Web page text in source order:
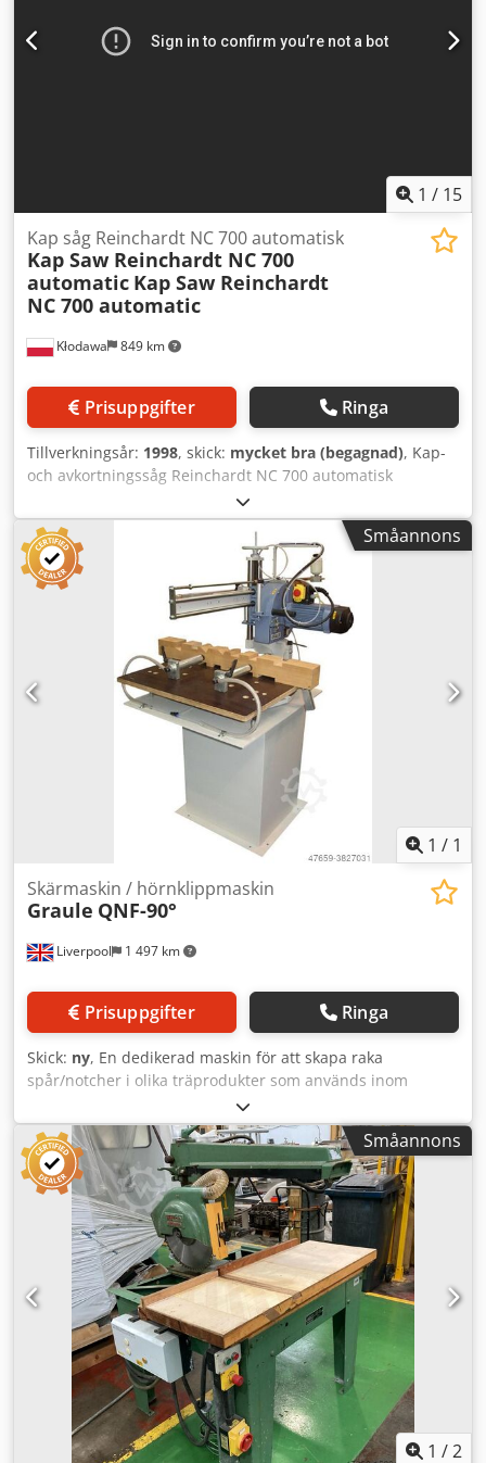
1 / 15
Kłodawa 849 km
Kap såg Reinchardt NC 700 automatisk
Kap Saw Reinchardt NC 700
automatic Kap Saw Reinchardt
NC 700 automatic
Prisuppgifter Ringa
Tillverkningsår: 1998, skick: mycket bra (begagnad), Kap-
och avkortningssåg Reinchardt NC 700 automatisk
Tillverkare: Reinchardt Modell / maskintyp: NC 700
Tillverkningsår: 1998 Csdpsd H Hmhefx An Eorf
Maskinkategori: Kap- och avkortningssåg Plats: Gorzów
Wlkp. Leveransvillkor: Egen avhämtning Leveranskostnad:
Kunden står för kostnaden Starttyp: Enligt
överenskommelse Beskrivning: Kap-/tvärsnittssåg för
kundanpassade mått, noggrannhet upp till 1 mm, ny
styrning, sågmatning via hydraulik enligt
överenskommelse.
Småannons
1 / 1
Liverpool 1 497 km
Skärmaskin / hörnklippmaskin
Graule QNF-90°
Prisuppgifter Ringa
Skick: ny, En dedikerad maskin för att skapa raka
spår/notcher i olika träprodukter som används inom
allmän snickeri, tillverkning av trädgårdsmöbler, bodar,
takstolar och regelhus. Maskinen kan också användas för
dörrkarmar, notschning av takbjälkar samt tillverkning av
timmerstugor. Standardutrustad med horisontella
pneumatiska arbetsstyckesklämmor samt hydrocheck-
dämpare för att garantera en mjuk rörelse hos
fräshuvudets matning. Precisionskulbana på härdade
stålskenor. Robust konstruktion i gjutjärn med stålstativ. 3
kW motor. Max. verktygsdiameter: 250 mm
Verktygsfäste/borrhål: 40 mm. Höj- och sänkbar motorarm
med handratt. Max. spår-/notsdjup: 60 mm.
Spår-/notsbredd: 60 mm i ett enda snitt. Max.
verktygsrörelse: 250 mm. 2 st horisontella
arbetsstyckesklämmor. Hydrocheck-dämpare för
tvärarmsrörelse. Uttag för spånsug: 100 mm. Codpody Hm
Dsfx An Eerf Maskinstativ ingår.
Småannons
1 /2